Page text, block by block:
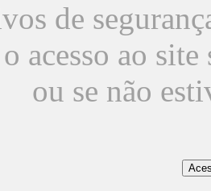
de
acesso ao
ou se não